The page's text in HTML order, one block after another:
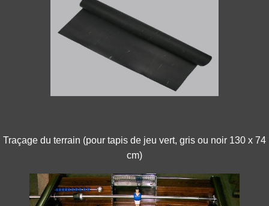
Traçage du terrain (pour tapis de jeu vert, gris ou noir 130 x 74
cm)